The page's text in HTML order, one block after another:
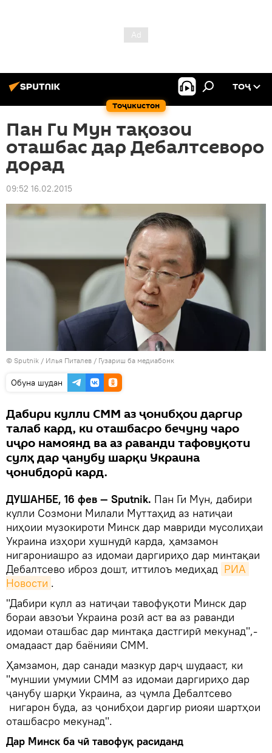
Тоҷикистон
ТОҶ
Пан Ги Мун тақозои
оташбас дар Дебалтсеворо
дорад
09:52 16.02.2015
© Sputnik / Илья Питалев / Гузариш ба медиабонк
Обуна шудан
Дабири кулли СММ аз ҷонибҳои даргир
талаб кард, ки оташбасро бечуну чаро
иҷро намоянд ва аз раванди тафовуқоти
сулҳ дар ҷанубу шарқи Украина
ҷонибдорӣ кард.
ДУШАНБЕ, 16 фев — Sputnik. Пан Ги Мун, дабири
кулли Созмони Милали Муттаҳид аз натиҷаи
ниҳоии музокироти Минск дар мавриди мусолиҳаи
Украина изҳори хушнудӣ карда, ҳамзамон
нигарониашро аз идомаи даргириҳо дар минтақаи
Дебалтсево иброз дошт, иттилоъ медиҳад РИА
Новости .
"Дабири кулл аз натиҷаи тавофуқоти Минск дар
бораи авзоъи Украина розӣ аст ва аз раванди
идомаи оташбас дар минтақа дастгирӣ мекунад",-
омадааст дар баёнияи СММ.
Ҳамзамон, дар санади мазкур дарҷ шудааст, ки
"муншии умумии СММ аз идомаи даргириҳо дар
ҷанубу шарқи Украина, аз ҷумла Дебалтсево
нигарон буда, аз ҷонибҳои даргир риояи шартҳои
оташбасро мекунад".
Дар Минск ба чӣ тавофуқ расиданд